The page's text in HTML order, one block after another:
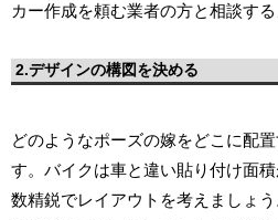
カー作成を頼む業者の方と相談する
2.デザインの構図を決める
どのようなポーズの嫁をどこに配
す。バイクは車と違い貼り付け面
数精鋭でレイアウトを考えましょ